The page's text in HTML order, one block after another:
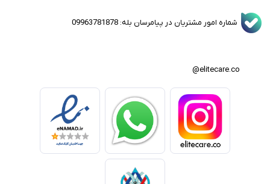
شماره امور مشتریان در پیامرسان بله: 09963781878